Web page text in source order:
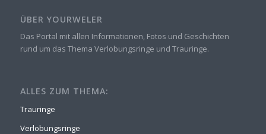
ÜBER YOURWELER
Das Portal mit allen Informationen, Fotos und Geschichten
rund um das Thema Verlobungsringe und Trauringe.
ALLES ZUM THEMA:
Trauringe
Verlobungsringe